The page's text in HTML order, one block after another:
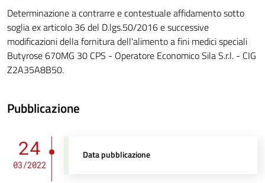
Determinazione a contrarre e contestuale affidamento sotto
soglia ex articolo 36 del D.lgs.50/2016 e successive
modificazioni della fornitura dell'alimento a fini medici speciali
Butyrose 670MG 30 CPS - Operatore Economico Sila S.r.l. - CIG
Z2A35A8B50.
Pubblicazione
24
03/2022
Data pubblicazione